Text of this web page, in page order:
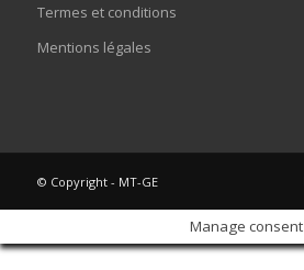
Termes et conditions
Mentions légales
© Copyright - MT-GE
Manage consent
Sign In